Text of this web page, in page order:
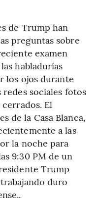
de Trump han
preguntas sobre
examen
habladurías
los ojos durante
sociales fotos
El
de la Casa Blanca,
a las
la noche para
9:30 PM de un
Trump
duro